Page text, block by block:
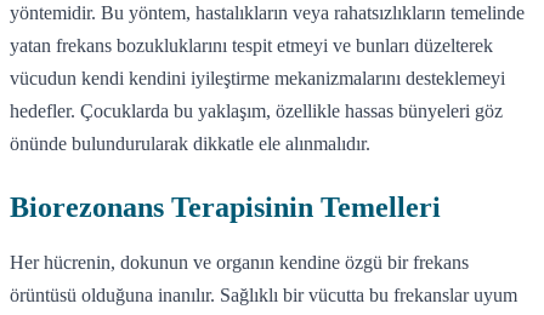
yöntemidir. Bu yöntem, hastalıkların veya rahatsızlıkların temelinde
yatan frekans bozukluklarını tespit etmeyi ve bunları düzelterek
vücudun kendi kendini iyileştirme mekanizmalarını desteklemeyi
hedefler. Çocuklarda bu yaklaşım, özellikle hassas bünyeleri göz
önünde bulundurularak dikkatle ele alınmalıdır.
Biorezonans Terapisinin Temelleri
Her hücrenin, dokunun ve organın kendine özgü bir frekans
örüntüsü olduğuna inanılır. Sağlıklı bir vücutta bu frekanslar uyum